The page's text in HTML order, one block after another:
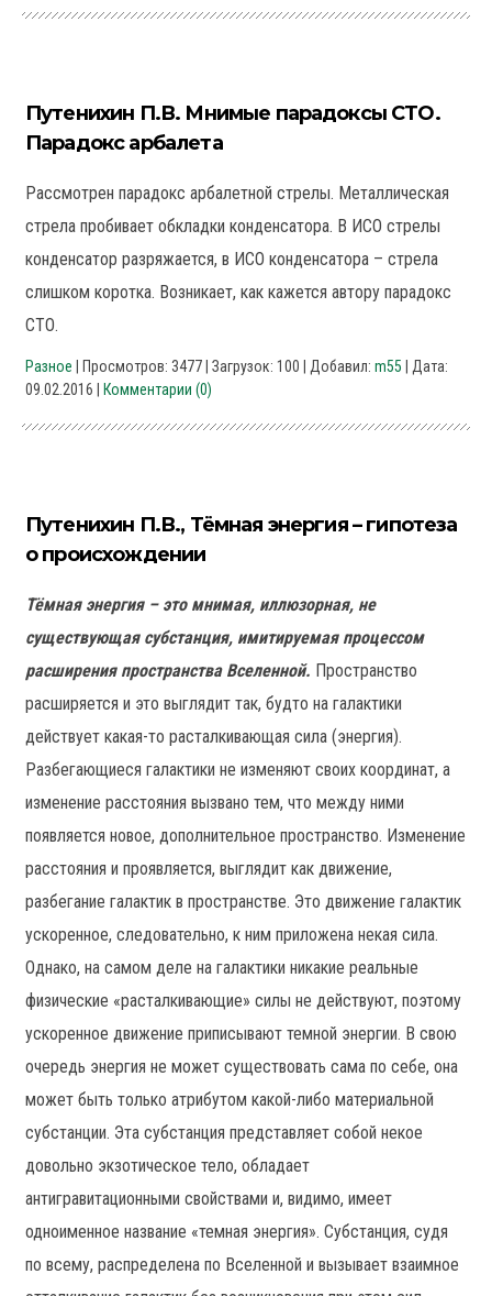
Путенихин П.В. Мнимые парадоксы СТО.
Парадокс арбалета
Рассмотрен парадокс арбалетной стрелы. Металлическая
стрела пробивает обкладки конденсатора. В ИСО стрелы
конденсатор разряжается, в ИСО конденсатора – стрела
слишком коротка. Возникает, как кажется автору парадокс
СТО.
Разное | Просмотров: 3477 | Загрузок: 100 | Добавил: m55 | Дата:
09.02.2016
Комментарии (0)
Путенихин П.В., Тёмная энергия – гипотеза
о происхождении
Тёмная энергия – это мнимая, иллюзорная, не
существующая субстанция, имитируемая процессом
расширения пространства Вселенной. Пространство
расширяется и это выглядит так, будто на галактики
действует какая-то расталкивающая сила (энергия).
Разбегающиеся галактики не изменяют своих координат, а
изменение расстояния вызвано тем, что между ними
появляется новое, дополнительное пространство. Изменение
расстояния и проявляется, выглядит как движение,
разбегание галактик в пространстве. Это движение галактик
ускоренное, следовательно, к ним приложена некая сила.
Однако, на самом деле на галактики никакие реальные
физические «расталкивающие» силы не действуют, поэтому
ускоренное движение приписывают темной энергии. В свою
очередь энергия не может существовать сама по себе, она
может быть только атрибутом какой-либо материальной
субстанции. Эта субстанция представляет собой некое
довольно экзотическое тело, обладает
антигравитационными свойствами и, видимо, имеет
одноименное название «темная энергия». Субстанция, судя
по всему, распределена по Вселенной и вызывает взаимное